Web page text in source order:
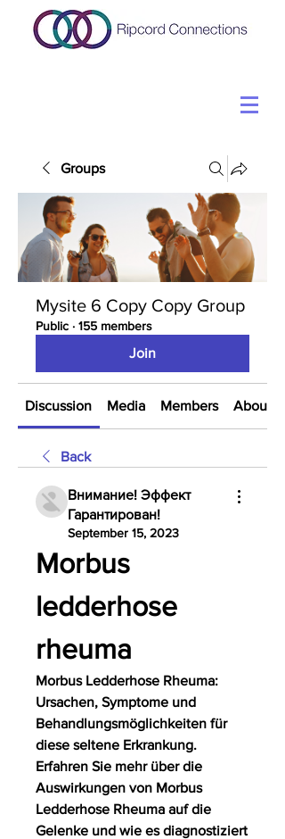
Groups
Mysite 6 Copy Copy Group
Public · 155 members
Join
Discussion Media Members About
Back
Внимание! Эффект
Гарантирован!
September 15, 2023
Morbus
ledderhose
rheuma
Morbus Ledderhose Rheuma:
Ursachen, Symptome und
Behandlungsmöglichkeiten für
diese seltene Erkrankung.
Erfahren Sie mehr über die
Auswirkungen von Morbus
Ledderhose Rheuma auf die
Gelenke und wie es diagnostiziert